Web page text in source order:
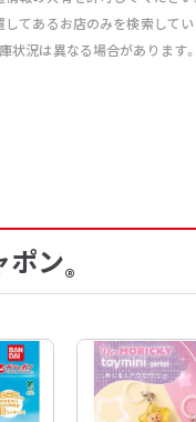
してあるお店のみを検索して
状況は異なる場合があります
ポン®